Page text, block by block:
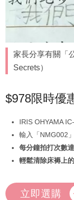
家長分享有關「
Secrets）
$978限時優
IRIS OHYAMA
輸入「NMG002
每分鐘拍打次數
輕鬆清除床褥上
立即選購